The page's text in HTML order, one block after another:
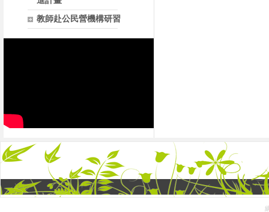
教師赴公民營機構研習